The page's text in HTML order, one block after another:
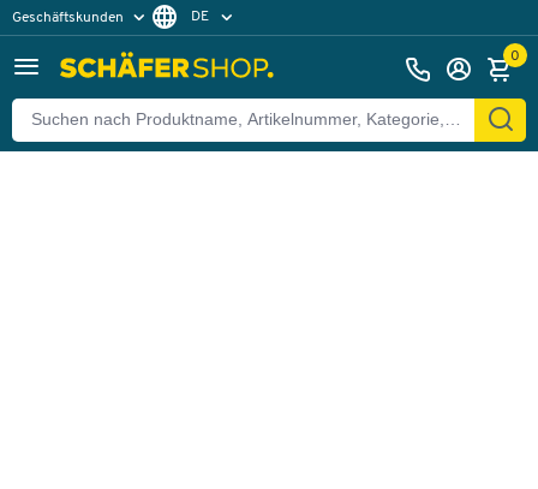
Geschäftskunden DE
0
Zurück